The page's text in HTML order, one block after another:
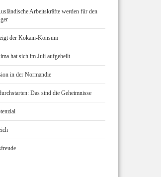
Arbeitskräfte werden für den
der Kokain-Konsum
hat sich im Juli aufgehellt
in der Normandie
Das sind die Geheimnisse